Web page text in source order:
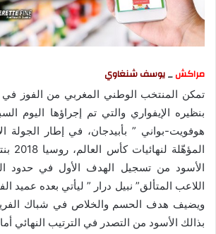
مراكش_يوسف شنغاوي
تمكن المنتخب الوطني المغربي من الفوز في
بنظيره الإيفواري والتي تم إجراؤها اليوم
هوفويت-بواني ” بأبيدجان، في إطار الجولة
اللاعب المتألق” نبيل درار ” ليأتي بعده عميد
ويضيف هدف الحسم والخلاص في شباك
بذالك الأسود من التصدر في الترتيب النهائي